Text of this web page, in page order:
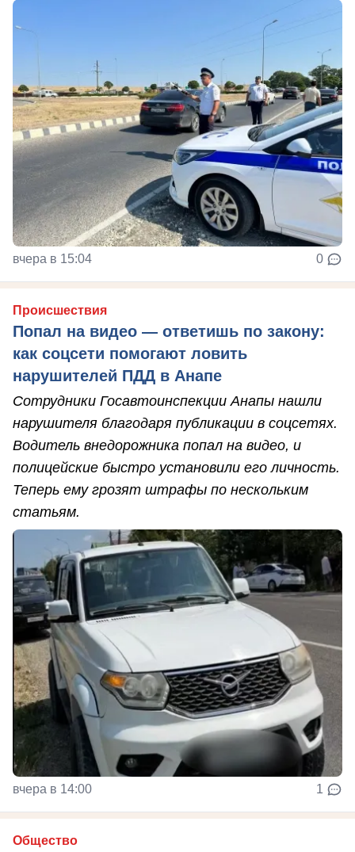
вчера в 15:04 0
Происшествия
Попал на видео — ответишь по закону:
как соцсети помогают ловить
нарушителей ПДД в Анапе
Сотрудники Госавтоинспекции Анапы нашли
нарушителя благодаря публикации в соцсетях.
Водитель внедорожника попал на видео, и
полицейские быстро установили его личность.
Теперь ему грозят штрафы по нескольким
статьям.
вчера в 14:00 1
Общество